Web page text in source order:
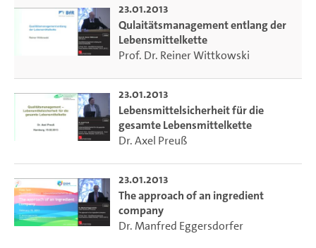
23.01.2013
Qulaitätsmanagement entlang der
Lebensmittelkette
Prof. Dr. Reiner Wittkowski
23.01.2013
Lebensmittelsicherheit für die
gesamte Lebensmittelkette
Dr. Axel Preuß
23.01.2013
The approach of an ingredient
company
Dr. Manfred Eggersdorfer